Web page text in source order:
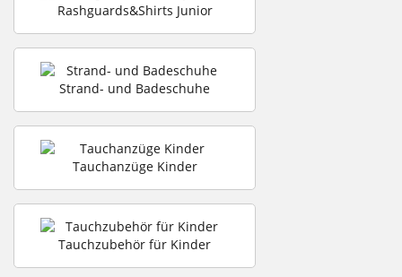
Rashguards&Shirts Junior
Strand- und Badeschuhe
Tauchanzüge Kinder
Tauchzubehör für Kinder